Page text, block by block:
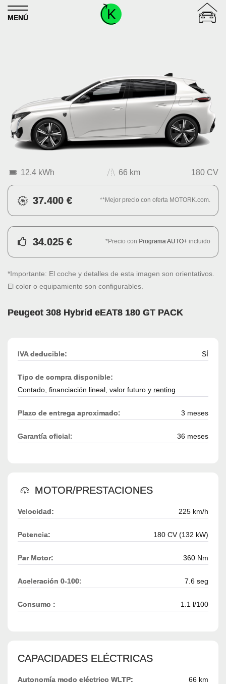
Skip to content
MENÚ
12.4 kWh 66 km 180 CV
37.400 € **Mejor precio con oferta MOTORK.com.
34.025 € *Precio con Programa AUTO+ incluido
*Importante: El coche y detalles de esta imagen son orientativos.
El color o equipamiento son configurables.
Peugeot 308 Hybrid eEAT8 180 GT PACK
IVA deducible: SÍ
Tipo de compra disponible:
Contado, financiación lineal, valor futuro y renting
Plazo de entrega aproximado: 3 meses
Garantía oficial: 36 meses
MOTOR/PRESTACIONES
Velocidad: 225 km/h
Potencia: 180 CV (132 kW)
Par Motor: 360 Nm
Aceleración 0-100: 7.6 seg
Consumo : 1.1 l/100
CAPACIDADES ELÉCTRICAS
Autonomía modo eléctrico WLTP: 66 km